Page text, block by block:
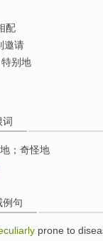
配
邀请
别地
词
；奇怪地
例句
prone to